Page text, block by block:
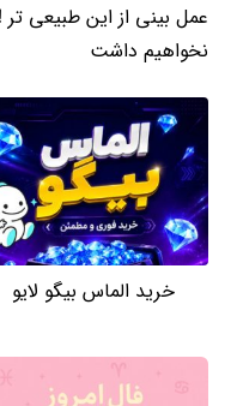
عمل بینی از این طبیعی تر !
نخواهیم داشت
خرید الماس بیگو لایو